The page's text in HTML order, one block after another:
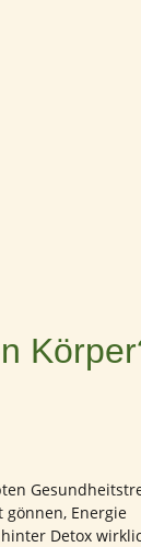
Energie
Detox